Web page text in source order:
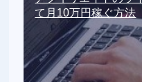
て月10万円稼ぐ方法